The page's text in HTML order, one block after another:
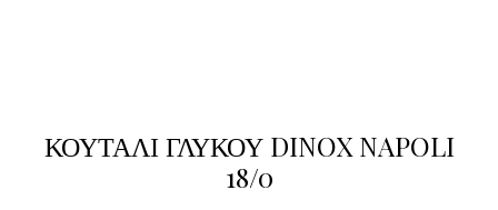
ΚΟΥΤΑΛΙ ΓΛΥΚΟΥ DINOX NAPOLI
18/0